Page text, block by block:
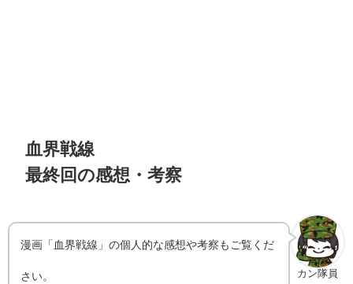
血界戦線
最終回の感想・考察
カン隊員
漫画「 血界戦線 」の個人的な感想や考察もご覧くだ
さい。